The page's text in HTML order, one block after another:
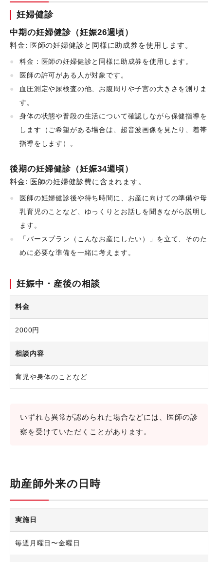
妊婦健診
中期の妊婦健診（妊娠26週頃）
料金: 医師の妊婦健診と同様に助成券を使用します。
料金：医師の妊婦健診と同様に助成券を使用します。
医師の許可がある人が対象です。
血圧測定や尿検査の他、お腹周りや子宮の大きさを測りま
す。
身体の状態や普段の生活について確認しながら保健指導を
します（ご希望がある場合は、超音波画像を見たり、着帯
指導をします）。
後期の妊婦健診（妊娠34週頃）
料金: 医師の妊婦健診費に含まれます。
医師の妊婦健診後や待ち時間に、お産に向けての準備や母
乳育児のことなど、ゆっくりとお話しを聞きながら説明し
ます。
「バースプラン（こんなお産にしたい）」を立て、そのた
めに必要な準備を一緒に考えます。
妊娠中・産後の相談
料金
2000円
相談内容
育児や身体のことなど
いずれも異常が認められた場合などには、医師の診
察を受けていただくことがあります。
助産師外来の日時
実施日
毎週月曜日〜金曜日